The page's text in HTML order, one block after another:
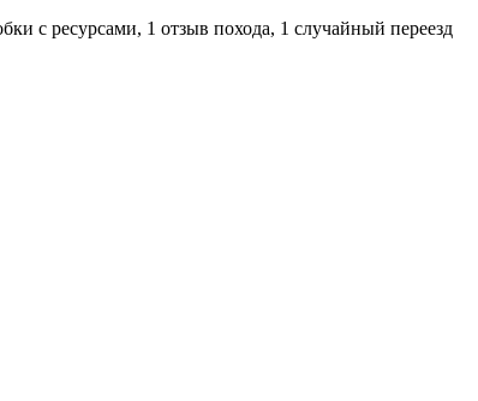
с ресурсами, 1 отзыв похода, 1 случайный переезд